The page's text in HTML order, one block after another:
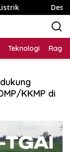
Desa Pokaan
Teknologi
KKMP di